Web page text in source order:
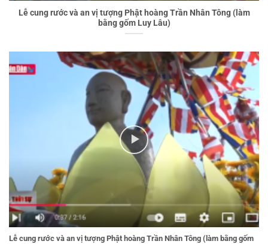
Lễ cung rước và an vị tượng Phật hoàng Trần Nhân Tông (làm
bằng gốm Luy Lâu)
Lễ cung rước và an vị tượng Phật hoàng Trần Nhân Tông (làm bằng gốm